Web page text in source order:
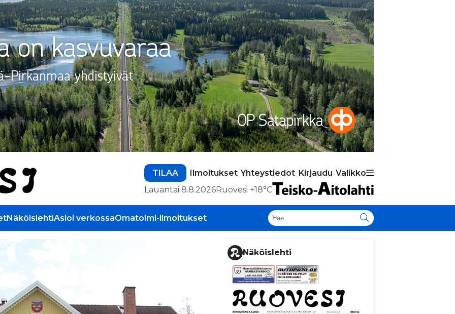
TILAA Ilmoitukset Yhteystiedot Kirjaudu Valikko
Lauantai 8.8.2026Ruovesi +18°C
NäköislehtiAsioi verkossaOmatoimi-ilmoitukset
Näköislehti